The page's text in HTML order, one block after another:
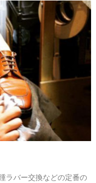
ラバー交換などの定番の